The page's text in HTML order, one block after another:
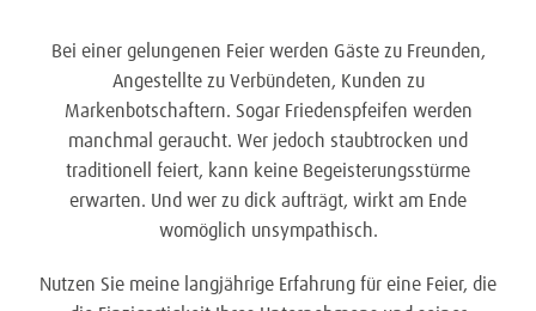
Bei einer gelungenen Feier werden Gäste zu Freunden,
Angestellte zu Verbündeten, Kunden zu
Markenbotschaftern. Sogar Friedenspfeifen werden
manchmal geraucht. Wer jedoch staubtrocken und
traditionell feiert, kann keine Begeisterungsstürme
erwarten. Und wer zu dick aufträgt, wirkt am Ende
womöglich unsympathisch.
Nutzen Sie meine langjährige Erfahrung für eine Feier, die